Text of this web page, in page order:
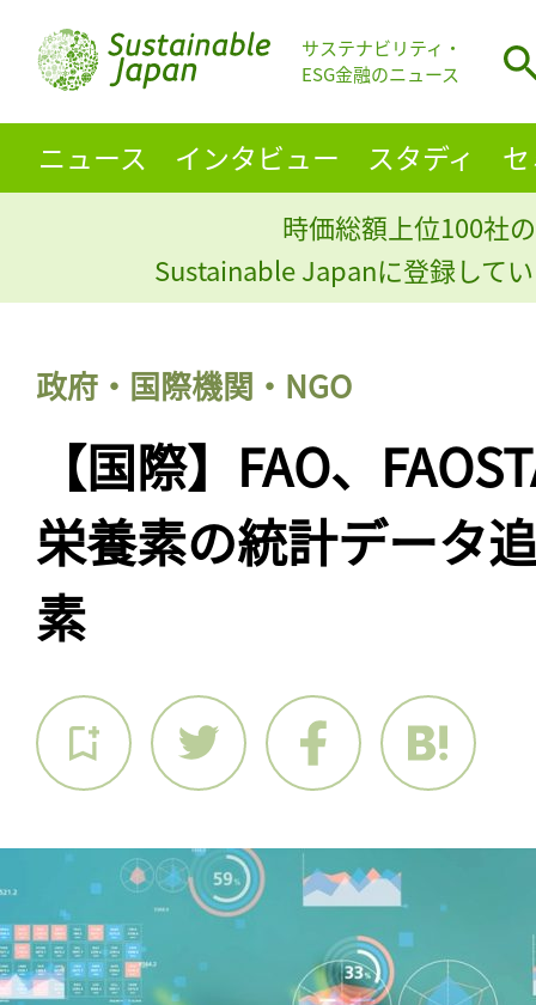
サステナビリティ・
ESG金融のニュース
ニュース インタビュー スタディ
時価総額上位100社
Sustainable Japanに登録して
政府・国際機関・NGO
【国際】FAO、
栄養素の統計データ
素